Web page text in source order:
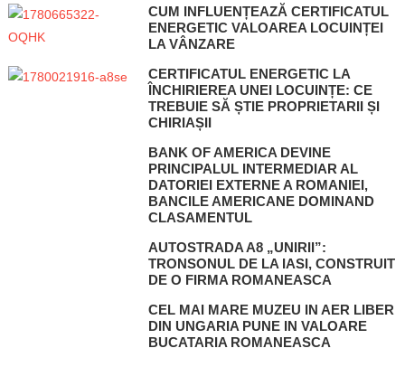
CUM INFLUENȚEAZĂ CERTIFICATUL
ENERGETIC VALOAREA LOCUINȚEI
LA VÂNZARE
CERTIFICATUL ENERGETIC LA
ÎNCHIRIEREA UNEI LOCUINȚE: CE
TREBUIE SĂ ȘTIE PROPRIETARII ȘI
CHIRIAȘII
BANK OF AMERICA DEVINE
PRINCIPALUL INTERMEDIAR AL
DATORIEI EXTERNE A ROMANIEI,
BANCILE AMERICANE DOMINAND
CLASAMENTUL
AUTOSTRADA A8 „UNIRII”:
TRONSONUL DE LA IASI, CONSTRUIT
DE O FIRMA ROMANEASCA
CEL MAI MARE MUZEU IN AER LIBER
DIN UNGARIA PUNE IN VALOARE
BUCATARIA ROMANEASCA